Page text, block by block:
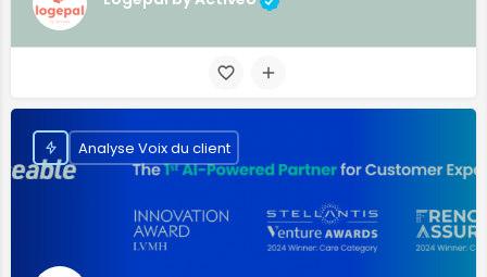
Analyse Voix du client